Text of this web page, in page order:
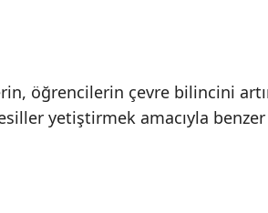
öğrencilerin çevre bilincini
yetiştirmek amacıyla